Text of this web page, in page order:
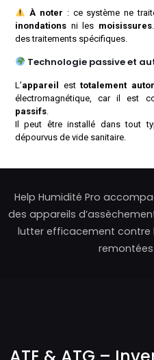
À noter : ce système ne
inondationsni les moisissures
des traitements spécifiques.
Technologie passive et
L’appareil esttotalement
électromagnétique, car il est
passifs.
Il peut être installé dans tout
dépourvus de vide sanitaire.
Help Humidité Pro
des appareils
lutter efficacement contre